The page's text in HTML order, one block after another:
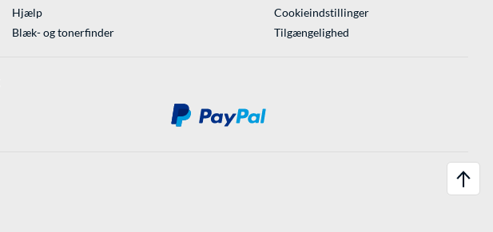
Hjælp
Blæk- og tonerfinder
Cookieindstillinger
Tilgængelighed